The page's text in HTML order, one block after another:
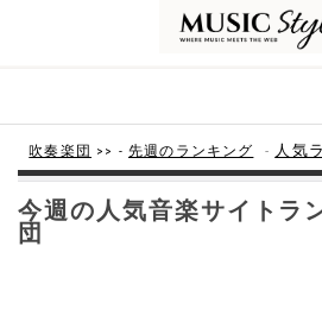
吹奏楽団 >> -先週のランキング - 人気
今週の人気音楽サイトラ
団